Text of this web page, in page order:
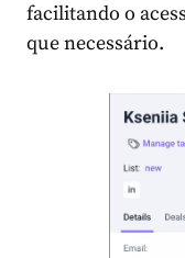
facilitando o
que necessário.